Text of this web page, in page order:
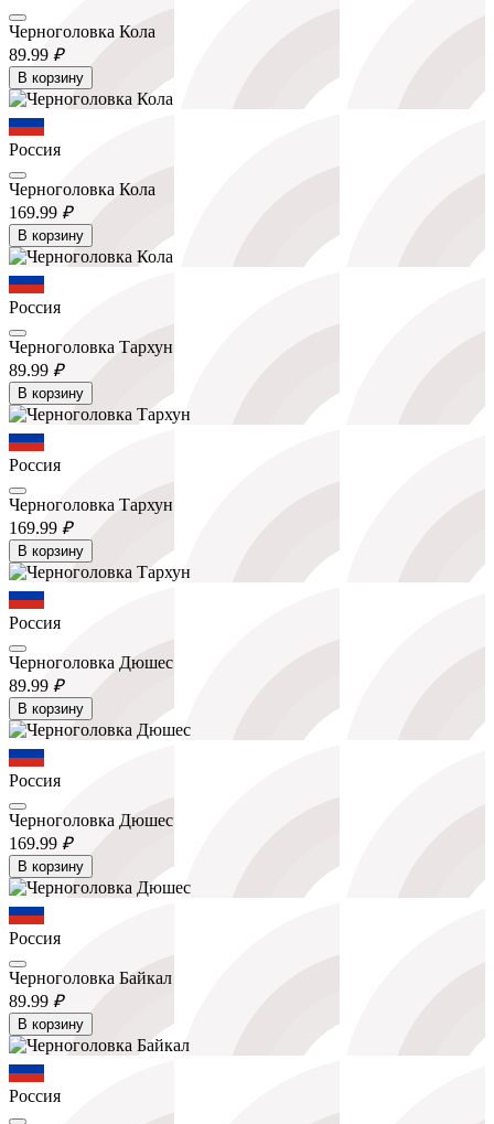
Черноголовка Кола
89.99 ₽
В корзину
Россия
Черноголовка Кола
169.99 ₽
В корзину
Россия
Черноголовка Тархун
89.99 ₽
В корзину
Россия
Черноголовка Тархун
169.99 ₽
В корзину
Россия
Черноголовка Дюшес
89.99 ₽
В корзину
Россия
Черноголовка Дюшес
169.99 ₽
В корзину
Россия
Черноголовка Байкал
89.99 ₽
В корзину
Россия